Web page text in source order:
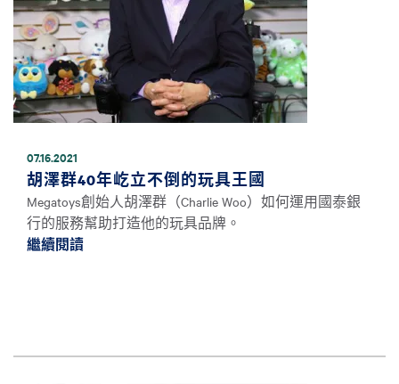
07.16.2021
胡澤群40年屹立不倒的玩具王國
Megatoys創始人胡澤群（Charlie Woo）如何運用國泰銀
行的服務幫助打造他的玩具品牌。
繼續閱讀繼續閱讀胡澤群40年屹立不倒的玩具王國 *